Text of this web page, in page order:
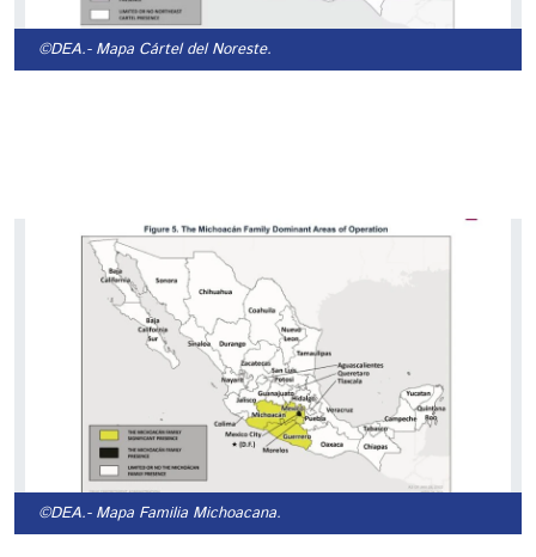
©DEA.- Mapa Cártel del Noreste.
©DEA.- Mapa Familia Michoacana.